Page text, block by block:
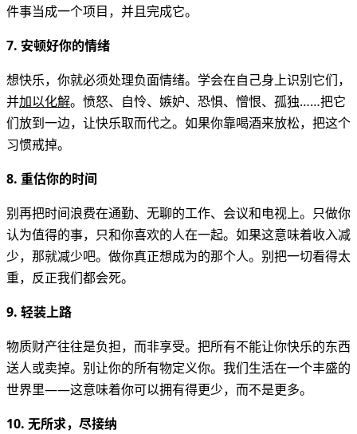
件事当成一个项目，并且完成它。
7. 安顿好你的情绪
想快乐，你就必须处理负面情绪。学会在自己身上识别它们，
并加以化解。愤怒、自怜、嫉妒、恐惧、憎恨、孤独……把它
们放到一边，让快乐取而代之。如果你靠喝酒来放松，把这个
习惯戒掉。
8. 重估你的时间
别再把时间浪费在通勤、无聊的工作、会议和电视上。只做你
认为值得的事，只和你喜欢的人在一起。如果这意味着收入减
少，那就减少吧。做你真正想成为的那个人。别把一切看得太
重，反正我们都会死。
9. 轻装上路
物质财产往往是负担，而非享受。把所有不能让你快乐的东西
送人或卖掉。别让你的所有物定义你。我们生活在一个丰盛的
世界里——这意味着你可以拥有得更少，而不是更多。
10. 无所求，尽接纳